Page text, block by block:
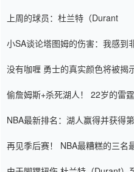
上周的球员：杜兰特（Durant
小SA谈论塔图姆的伤害：我感到
没有咖喱 勇士的真实颜色将被揭
偷詹姆斯+杀死湖人！ 22岁的雷
亿元人民币的合同
NBA最新排名：湖人赢得并获得
再见季后赛！ NBA最糟糕的三名